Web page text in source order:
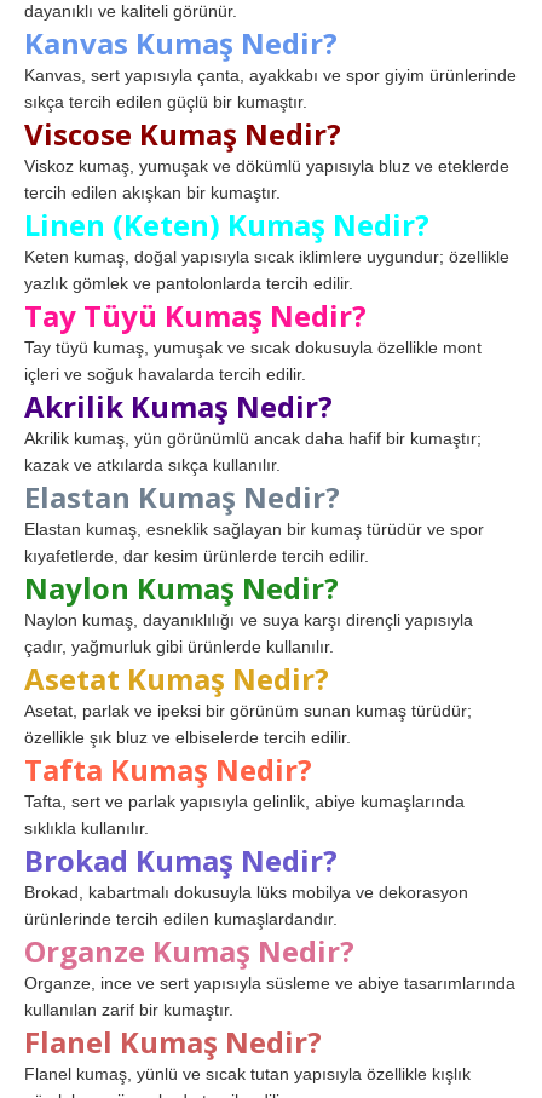
dayanıklı ve kaliteli görünür.
Kanvas Kumaş Nedir?
Kanvas, sert yapısıyla çanta, ayakkabı ve spor giyim ürünlerinde
sıkça tercih edilen güçlü bir kumaştır.
Viscose Kumaş Nedir?
Viskoz kumaş, yumuşak ve dökümlü yapısıyla bluz ve eteklerde
tercih edilen akışkan bir kumaştır.
Linen (Keten) Kumaş Nedir?
Keten kumaş, doğal yapısıyla sıcak iklimlere uygundur; özellikle
yazlık gömlek ve pantolonlarda tercih edilir.
Tay Tüyü Kumaş Nedir?
Tay tüyü kumaş, yumuşak ve sıcak dokusuyla özellikle mont
içleri ve soğuk havalarda tercih edilir.
Akrilik Kumaş Nedir?
Akrilik kumaş, yün görünümlü ancak daha hafif bir kumaştır;
kazak ve atkılarda sıkça kullanılır.
Elastan Kumaş Nedir?
Elastan kumaş, esneklik sağlayan bir kumaş türüdür ve spor
kıyafetlerde, dar kesim ürünlerde tercih edilir.
Naylon Kumaş Nedir?
Naylon kumaş, dayanıklılığı ve suya karşı dirençli yapısıyla
çadır, yağmurluk gibi ürünlerde kullanılır.
Asetat Kumaş Nedir?
Asetat, parlak ve ipeksi bir görünüm sunan kumaş türüdür;
özellikle şık bluz ve elbiselerde tercih edilir.
Tafta Kumaş Nedir?
Tafta, sert ve parlak yapısıyla gelinlik, abiye kumaşlarında
sıklıkla kullanılır.
Brokad Kumaş Nedir?
Brokad, kabartmalı dokusuyla lüks mobilya ve dekorasyon
ürünlerinde tercih edilen kumaşlardandır.
Organze Kumaş Nedir?
Organze, ince ve sert yapısıyla süsleme ve abiye tasarımlarında
kullanılan zarif bir kumaştır.
Flanel Kumaş Nedir?
Flanel kumaş, yünlü ve sıcak tutan yapısıyla özellikle kışlık